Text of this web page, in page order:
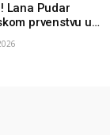
Lana Pudar
prvenstvu u